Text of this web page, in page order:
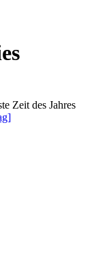
Zeit des Jahres